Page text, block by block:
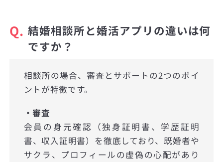
Q. 結婚相談所と婚活アプリの違いは何
ですか？
相談所の場合、審査とサポートの2つのポイ
ントが特徴です。
・審査
会員の身元確認（独身証明書、学歴証明
書、収入証明書）を徹底しており、既婚者や
サクラ、プロフィールの虚偽の心配があり